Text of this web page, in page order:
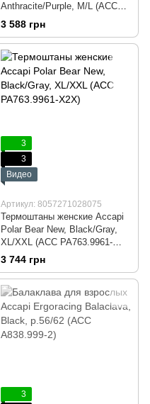
Anthracite/Purple, M/L (ACC
AА983.6675-ML)
3 588 грн
3
3
Видео
Артикул: 8057271028075
Термоштаны женские Accapi
Polar Bear New, Black/Gray,
XL/XXL (ACC PA763.9961-
X2X)
3 744 грн
3